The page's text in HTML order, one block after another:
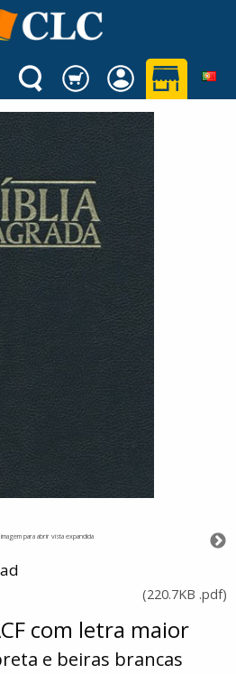
imagem para abrir vista expandida
(220.7KB .pdf)
com letra maior
e beiras brancas